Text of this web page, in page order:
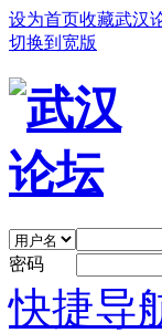
设为首页收藏武汉
切换到宽版
密码
快捷导